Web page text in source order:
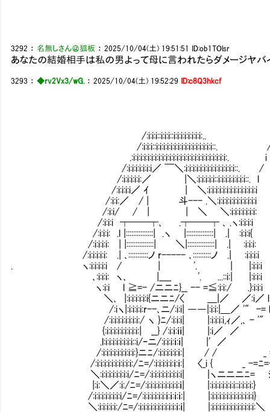
3292 ： 名無しさん＠狐板 ：2025/10/04(土) 19:51:51 ID:ob1TOlsr
あなたの結婚相手は私の男よって母に言われたらダメージヤバ
3293 ：◆rv2Vx3/wG. ：2025/10/04(土) 19:52:29 ID:c8Q3hkcf
/:i:i:i::i:i:i::i:i:i:i:i:i:i:i:..
/
/:i:i:i:i:i:i:i／ ￣＼
/:i:i:i:i:i:／ |＼
/:i:i:i:i／ ｲ | ＼
/:i:i:／ / | 斗--- .＼
/:i:i/ / | | ＼ ＼
/:i:i:i ┯━━┯､ .┯━━┯ ､ .ヽ
/:i:i:i: .l |:::::::::::::::| .ヽ |:::::::::::::::| .|
/:i:i:i:i: | |:::::::::::::::| ＼|:::::::::::::::| .|
/:i:i:i:i:i: .| ､:::::::::::ノ r----- ､::::::::::ノ .|
. ヽ:i:i:i:i:i / | '. | |:i:i:i
､:i:i:i: ヽ､ |____ '. ...::i:|
ヽ:i:i l ≧=- /ニニﾆ}__ -- =≦:i:i:/
＼､ |:i:i:i:i:i:i{ニニﾆ/〈 ＿|／ ／:i／ l
/:iヽ|:i:i:i:i:r--､ニ/:i:i| ――|:i:i:|＿／ '" -=
/:i:i:i:i:i:i:i:i:/ ヽ }ﾆ/:i:i:i| |:i:i:i:i,ｨ
{:i:i:i:i:i:i:i:i:i:| __} /:i:ｉ:ｉｉ|
.l:i:i:i:i:i:i:i:i::i/ｰニ/:i:i:i:ｉ:ｉ| |'
/:i:i:i:i:i:i:i:i:i:}ニﾆ/:i:i:i:i:i:ｉ:| / / _ =ﾆ
/:i:i:i:i:i:i:i:i:i:i:/ﾆ=/:i:i:i:i:i:ｉ:ｉ:| 〈_i { _ -=ﾆ
＼:i:i:i:i:i:i:i:i/ﾆ=/:i:i:i:i:i:i:i:i:i| |ヽニニニﾆ=
|:i:＼／:i:/ﾆ=/:i:i:i:i:i:i:i:i:i:ｉ|
/:i:i:i:i:i:i:i:i/ﾆ=/:i:i:i:i:i:i:ｉ:ｉ:ｉ:ｉ:|
＼:i:i:i:i:i:/ﾆ=/:i:i:i:i:i:i:i:i:i:i:ｉ:ｉ|